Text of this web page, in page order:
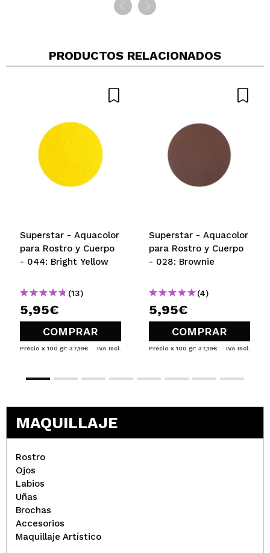
PRODUCTOS RELACIONADOS
Superstar - Aquacolor
para Rostro y Cuerpo
- 044: Bright Yellow
(13)
5,95€
COMPRAR
Precio x 100 gr: 37,19€ IVA Incl.
Superstar - Aquacolor
para Rostro y Cuerpo
- 028: Brownie
(4)
5,95€
COMPRAR
Precio x 100 gr: 37,19€ IVA Incl.
MAQUILLAJE
Rostro
Ojos
Labios
Uñas
Brochas
Accesorios
Maquillaje Artístico